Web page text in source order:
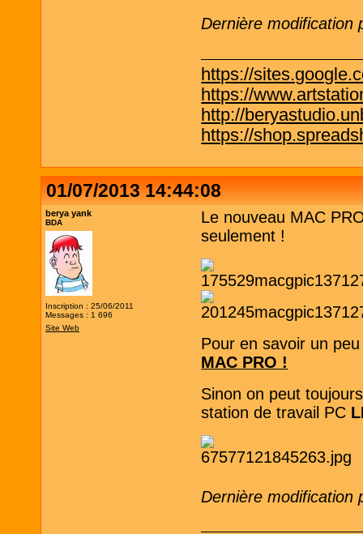
Dernière modification
https://
https://
http://
https://
01/07/2013 14:44:08
berya yank
BDA
Inscription : 25/06/2011
Messages : 1 696
Site Web
Le nouveau MAC
seulement !
Pour en savoir un
MAC PRO !
Sinon on peut
station de travail PC
Dernière modification